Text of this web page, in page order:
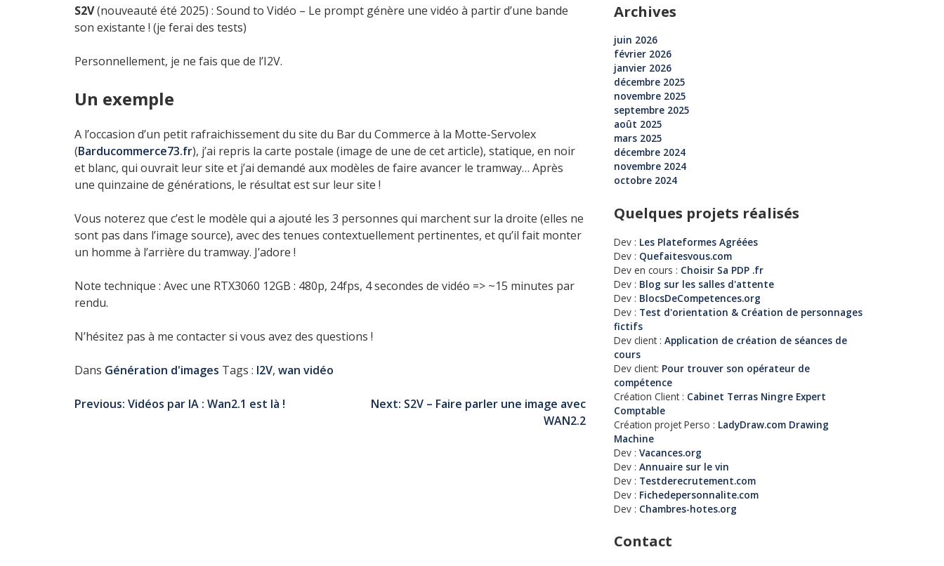
S2V(nouveauté été 2025) : Sound to Vidéo – Le prompt génère une vidéo à partir d’une bande
son existante ! (je ferai des tests)
Personnellement, je ne fais que de l’I2V.
Un exemple
A l’occasion d’un petit rafraichissement du site du Bar du Commerce à la Motte-Servolex
(Barducommerce73.fr), j’ai repris la carte postale (image de une de cet article), statique, en noir
et blanc, qui ouvrait leur site et j’ai demandé aux modèles de faire avancer le tramway… Après
une quinzaine de générations, le résultat est sur leur site !
Vous noterez que c’est le modèle qui a ajouté les 3 personnes qui marchent sur la droite (elles ne
sont pas dans l’image source), avec des tenues contextuellement pertinentes, et qu’il fait monter
un homme à l’arrière du tramway. J’adore !
Note technique : Avec une RTX3060 12GB : 480p, 24fps, 4 secondes de vidéo => ~15 minutes par
rendu.
N’hésitez pas à me contacter si vous avez des questions !
Dans Génération d'images Tags : I2V, wan vidéo
Navigation
Previous: Vidéos par IA : Wan2.1 est là ! Next: S2V – Faire parler une image avec
WAN2.2
Archives
juin 2026
février 2026
janvier 2026
décembre 2025
novembre 2025
septembre 2025
août 2025
mars 2025
décembre 2024
novembre 2024
octobre 2024
Quelques projets réalisés
Dev : Les Plateformes Agréées
Dev : Quefaitesvous.com
Dev en cours : Choisir Sa PDP .fr
Dev : Blog sur les salles d'attente
Dev : BlocsDeCompetences.org
Dev : Test d'orientation & Création de personnages
fictifs
Dev client : Application de création de séances de
cours
Dev client: Pour trouver son opérateur de
compétence
Création Client : Cabinet Terras Ningre Expert
Comptable
Création projet Perso : LadyDraw.com Drawing
Machine
Dev : Vacances.org
Dev : Annuaire sur le vin
Dev : Testderecrutement.com
Dev : Fichedepersonnalite.com
Dev : Chambres-hotes.org
Contact